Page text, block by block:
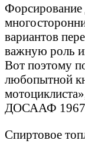
Форсирование
вариантов
важную роль
Вот поэтому
любопытной
ДОСААФ 1967
Спиртовое